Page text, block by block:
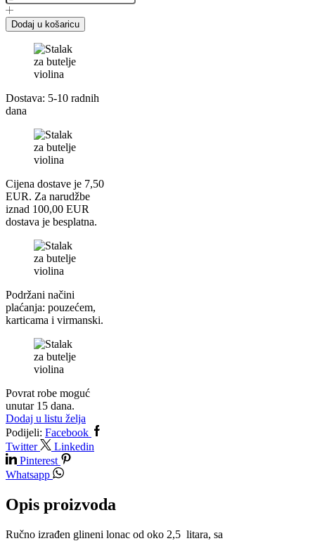
Dodaj u košaricu
Dostava: 5-10 radnih
dana
Cijena dostave je 7,50
EUR. Za narudžbe
iznad 100,00 EUR
dostava je besplatna.
Podržani načini
plaćanja: pouzećem,
karticama i virmanski.
Povrat robe moguć
unutar 15 dana.
Dodaj u listu želja
Podijeli: Facebook
Twitter
Linkedin
Pinterest
Whatsapp
Opis proizvoda
Ručno izrađen glineni lonac od oko 2,5 litara, sa